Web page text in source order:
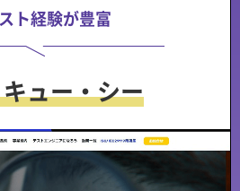
ト経験が豊富
ュー・シー